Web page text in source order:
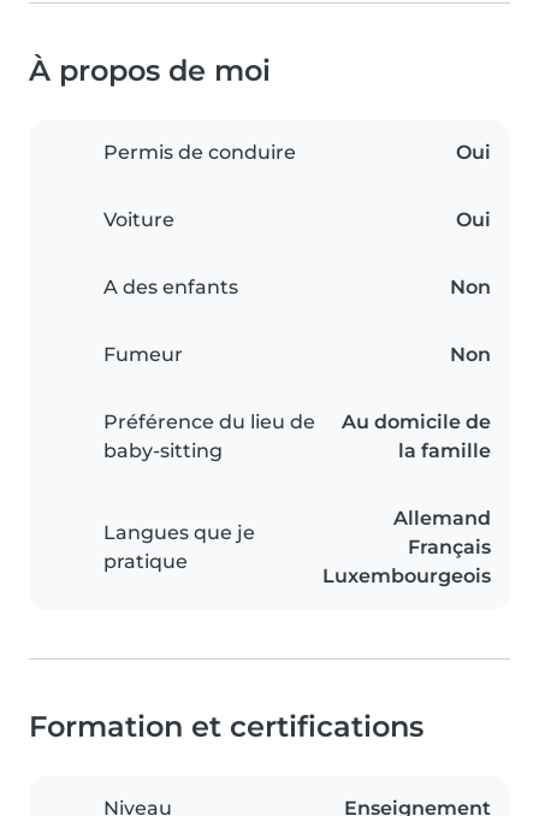
À propos de moi
Permis de conduire Oui
Voiture Oui
A des enfants Non
Fumeur Non
Préférence du lieu de
baby-sitting
Au domicile de
la famille
Langues que je
pratique
Allemand
Français
Luxembourgeois
Formation et certifications
Niveau Enseignement